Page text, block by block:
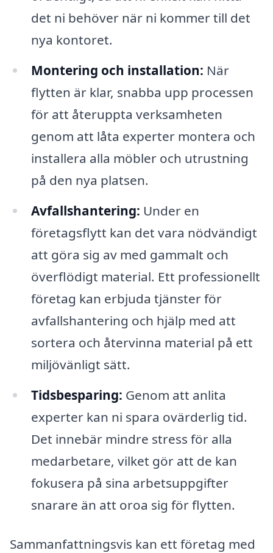
det ni behöver när ni kommer till det
nya kontoret.
Montering och installation: När
flytten är klar, snabba upp processen
för att återuppta verksamheten
genom att låta experter montera och
installera alla möbler och utrustning
på den nya platsen.
Avfallshantering: Under en
företagsflytt kan det vara nödvändigt
att göra sig av med gammalt och
överflödigt material. Ett professionellt
företag kan erbjuda tjänster för
avfallshantering och hjälp med att
sortera och återvinna material på ett
miljövänligt sätt.
Tidsbesparing: Genom att anlita
experter kan ni spara ovärderlig tid.
Det innebär mindre stress för alla
medarbetare, vilket gör att de kan
fokusera på sina arbetsuppgifter
snarare än att oroa sig för flytten.
Sammanfattningsvis kan ett företag med